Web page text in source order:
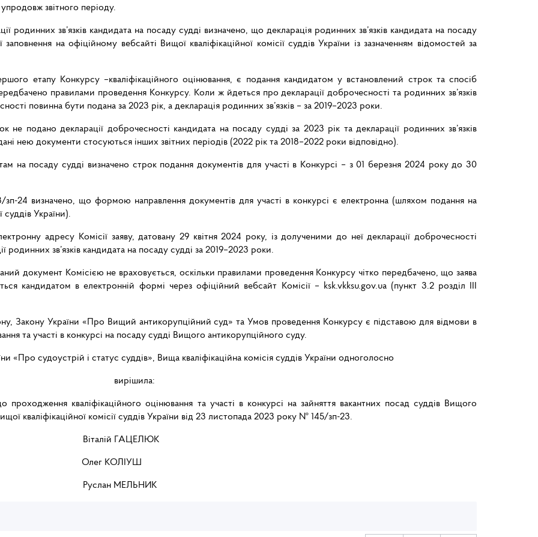
звітного періоду.
родинних зв’язків кандидата на посаду судді визначено, що декларація родинних зв’язків кандидата на посаду
на офіційному вебсайті Вищої кваліфікаційної комісії суддів України із зазначенням відомостей за
етапу Конкурсу –кваліфікаційного оцінювання, є подання кандидатом у встановлений строк та спосіб
правилами проведення Конкурсу. Коли ж йдеться про декларації доброчесності та родинних зв’язків
повинна бути подана за 2023 рік, а декларація родинних зв’язків – за 2019–2023 роки.
подано декларації доброчесності кандидата на посаду судді за 2023 рік та декларації родинних зв’язків
нею документи стосуються інших звітних періодів (2022 рік та 2018–2022 роки відповідно).
на посаду судді визначено строк подання документів для участі в Конкурсі – з 01 березня 2024 року до 30
24 визначено, що формою направлення документів для участі в конкурсі є електронна (шляхом подання на
суддів України).
адресу Комісії заяву, датовану 29 квітня 2024 року, із долученими до неї декларації доброчесності
родинних зв’язків кандидата на посаду судді за 2019–2023 роки.
документ Комісією не враховується, оскільки правилами проведення Конкурсу чітко передбачено, що заява
кандидатом в електронній формі через офіційний вебсайт Комісії – ksk.vkksu.gov.ua (пункт 3.2 розділ III
Закону України «Про Вищий антикорупційний суд» та Умов проведення Конкурсу є підставою для відмови в
та участі в конкурсі на посаду судді Вищого антикорупційного суду.
«Про судоустрій і статус суддів», Вища кваліфікаційна комісія суддів України одноголосно
вирішила:
проходження кваліфікаційного оцінювання та участі в конкурсі на зайняття вакантних посад суддів Вищого
кваліфікаційної комісії суддів України від 23 листопада 2023 року № 145/зп-23.
ГАЦЕЛЮК
КОЛІУШ